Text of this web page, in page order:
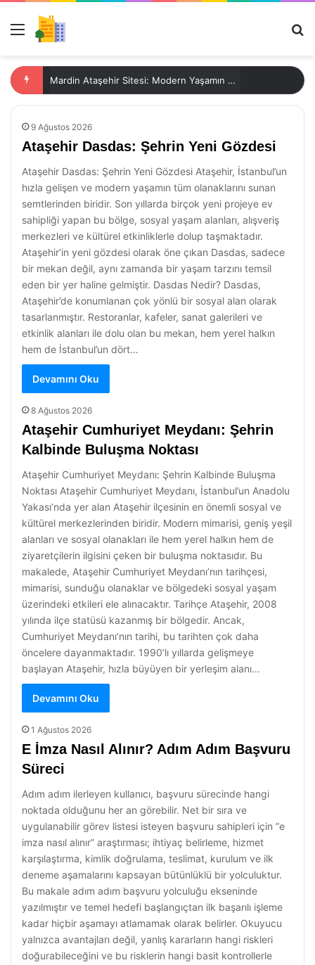
Menü
Mardin Ataşehir Sitesi: Modern Yaşamın Adresi
9 Ağustos 2026
Ataşehir Dasdas: Şehrin Yeni Gözdesi
Ataşehir Dasdas: Şehrin Yeni Gözdesi Ataşehir, İstanbul’un
hızla gelişen ve modern yaşamın tüm olanaklarını sunan
semtlerinden biridir. Son yıllarda birçok yeni projeye ev
sahipliği yapan bu bölge, sosyal yaşam alanları, alışveriş
merkezleri ve kültürel etkinliklerle dolup taşmaktadır.
Ataşehir’in yeni gözdesi olarak öne çıkan Dasdas, sadece
bir mekan değil, aynı zamanda bir yaşam tarzını temsil
eden bir yer haline gelmiştir. Dasdas Nedir? Dasdas,
Ataşehir’de konumlanan çok yönlü bir sosyal alan olarak
tasarlanmıştır. Restoranlar, kafeler, sanat galerileri ve
etkinlik alanları ile dolu olan bu mekan, hem yerel halkın
hem de İstanbul’un dört…
Devamını Oku
8 Ağustos 2026
Ataşehir Cumhuriyet Meydanı: Şehrin
Kalbinde Buluşma Noktası
Ataşehir Cumhuriyet Meydanı: Şehrin Kalbinde Buluşma
Noktası Ataşehir Cumhuriyet Meydanı, İstanbul’un Anadolu
Yakası’nda yer alan Ataşehir ilçesinin en önemli sosyal ve
kültürel merkezlerinden biridir. Modern mimarisi, geniş yeşil
alanları ve sosyal olanakları ile hem yerel halkın hem de
ziyaretçilerin ilgisini çeken bir buluşma noktasıdır. Bu
makalede, Ataşehir Cumhuriyet Meydanı’nın tarihçesi,
mimarisi, sunduğu olanaklar ve bölgedeki sosyal yaşam
üzerindeki etkileri ele alınacaktır. Tarihçe Ataşehir, 2008
yılında ilçe statüsü kazanmış bir bölgedir. Ancak,
Cumhuriyet Meydanı’nın tarihi, bu tarihten çok daha
öncelere dayanmaktadır. 1990’lı yıllarda gelişmeye
başlayan Ataşehir, hızla büyüyen bir yerleşim alanı…
Devamını Oku
1 Ağustos 2026
E İmza Nasıl Alınır? Adım Adım Başvuru
Süreci
Adım adım ilerleyen kullanıcı, başvuru sürecinde hangi
noktada olduğunu her an görebilir. Net bir sıra ve
uygulanabilir görev listesi isteyen başvuru sahipleri için “e
imza nasıl alınır” araştırması; ihtiyaç belirleme, hizmet
karşılaştırma, kimlik doğrulama, teslimat, kurulum ve ilk
deneme aşamalarını kapsayan bütünlüklü bir yolculuktur.
Bu makale adım adım başvuru yolculuğu ekseninde
yazılmıştır ve temel hedefi başlangıçtan ilk başarılı işleme
kadar hiçbir aşamayı atlamamak olarak belirler. Okuyucu
yalnızca avantajları değil, yanlış kararların hangi riskleri
doğurabileceğini ve bu risklerin hangi basit kontrollerle